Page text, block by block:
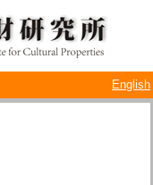
English